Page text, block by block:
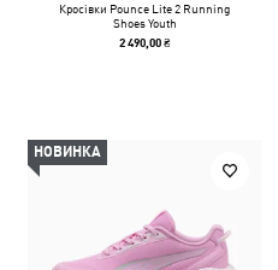
Кросівки Pounce Lite 2 Running
Shoes Youth
2 490,00 ₴
НОВИНКА